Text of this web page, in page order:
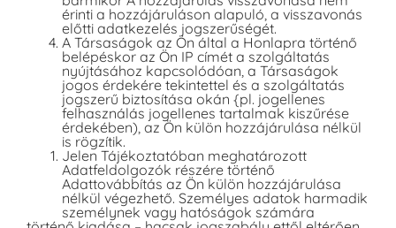
érinti a hozzájáruláson alapuló, a visszavonás
előtti adatkezelés jogszerűségét.
A Társaságok az Ön által a Honlapra történő
belépéskor az Ön IP címét a szolgáltatás
nyújtásához kapcsolódóan, a Társaságok
jogos érdekére tekintettel és a szolgáltatás
jogszerű biztosítása okán {pl. jogellenes
felhasználás jogellenes tartalmak kiszűrése
érdekében), az Ön külön hozzájárulása nélkül
is rögzítik.
Jelen Tájékoztatóban meghatározott
Adatfeldolgozók részére történő
Adattovábbítás az Ön külön hozzájárulása
nélkül végezhető. Személyes adatok harmadik
személynek vagy hatóságok számára